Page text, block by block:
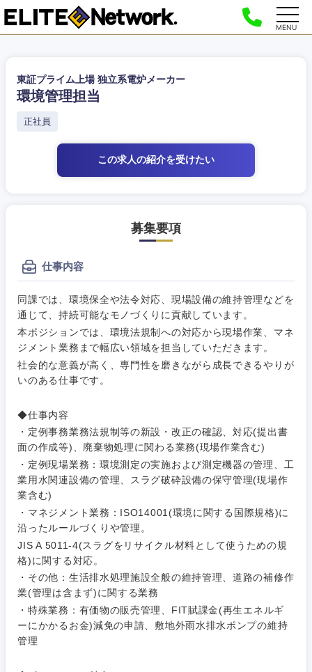
MENU
東証プライム上場 独立系電炉メーカー
環境管理担当
正社員
この求人の紹介を受けたい
募集要項
仕事内容
同課では、環境保全や法令対応、現場設備の維持管理などを
通じて、持続可能なモノづくりに貢献しています。
本ポジションでは、環境法規制への対応から現場作業、マネ
ジメント業務まで幅広い領域を担当していただきます。
社会的な意義が高く、専門性を磨きながら成長できるやりが
いのある仕事です。
◆仕事内容
・定例事務業務法規制等の新設・改正の確認、対応(提出書
面の作成等)、廃棄物処理に関わる業務(現場作業含む)
・定例現場業務：環境測定の実施および測定機器の管理、工
業用水関連設備の管理、スラグ破砕設備の保守管理(現場作
業含む)
・マネジメント業務：ISO14001(環境に関する国際規格)に
沿ったルールづくりや管理。
JIS A 5011-4(スラグをリサイクル材料として使うための規
格)に関する対応。
・その他：生活排水処理施設全般の維持管理、道路の補修作
業(管理は含まず)に関する業務
・特殊業務：有価物の販売管理、FIT賦課金(再生エネルギ
ーにかかるお金)減免の申請、敷地外雨水排水ポンプの維持
管理
ご希望の職種を選択してください
経営企
企画
経営ボー
ド
管理
SCM
人事
マーケテ
画
事業企画・事業開発
事業管理
新規事業企画・立上げ
M&A・事業投資
経営企画
ご希望の職種を選択してください
経営企画・事業企画
経営ボード
管理
SCM
人事
マーケティング
ご希望の業界を選択してください
商社・卸
エネルギー・資源・環境
素材・化学・金属
食品・化粧品・アパレル・消費財
ご希望の勤務地を選択してください
北海道・東北地方
北海道 青森県
宮城県
福島県
ご希望条件を入力ください
希望年収
推奨年齢
20代 30代
40代 50代
フリーワード
こだわり条件を入力ください